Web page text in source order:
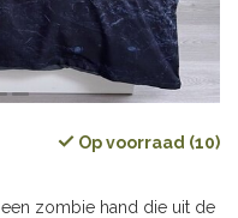
Op voorraad (10)
zombie hand die uit de